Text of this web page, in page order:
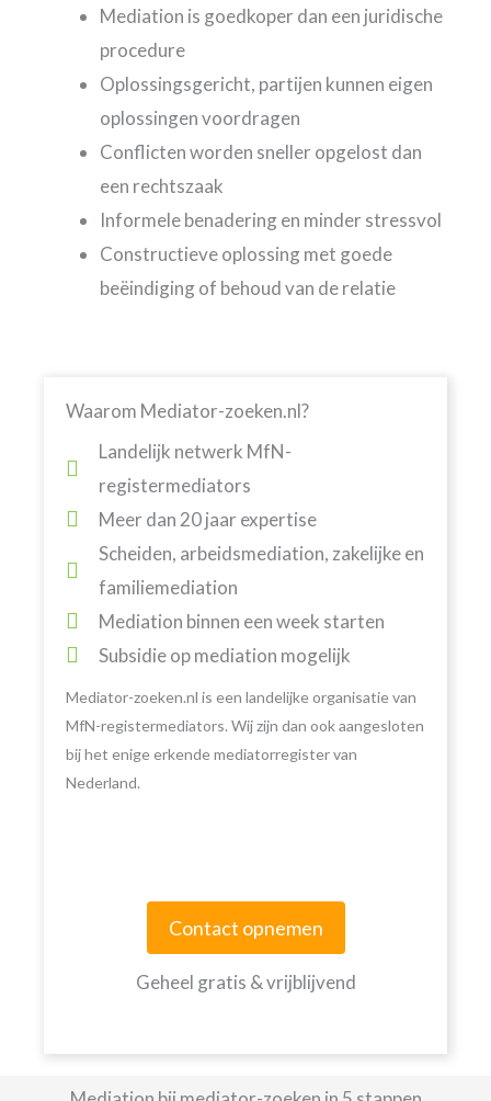
Mediation is goedkoper dan een juridische
procedure
Oplossingsgericht, partijen kunnen eigen
oplossingen voordragen
Conflicten worden sneller opgelost dan
een rechtszaak
Informele benadering en minder stressvol
Constructieve oplossing met goede
beëindiging of behoud van de relatie
Waarom Mediator-zoeken.nl?
Landelijk netwerk MfN-
registermediators
Meer dan 20 jaar expertise
Scheiden, arbeidsmediation, zakelijke en
familiemediation
Mediation binnen een week starten
Subsidie op mediation mogelijk
Mediator-zoeken.nl is een landelijke organisatie van
MfN-registermediators. Wij zijn dan ook aangesloten
bij het enige erkende mediatorregister van
Nederland.
Contact opnemen
Geheel gratis & vrijblijvend